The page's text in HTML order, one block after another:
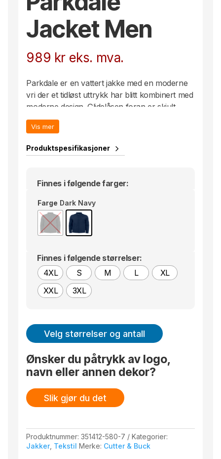
Jacket Men
989 kr eks. mva.
Parkdale er en vattert jakke med en moderne
vri der et tidløst uttrykk har blitt kombinert med
moderne design. Glidelåsen foran er skjult
under en stolpe som holder kulde og vind ute.
Utstyrt med lommer foran og justerbare
Vis mer
Produktspesifikasjoner
Finnes i følgende farger:
Farge Dark Navy
Finnes i følgende størrelser:
4XL
S M L
XL
XXL
3XL
Velg størrelser og antall
Ønsker du påtrykk av logo,
navn eller annen dekor?
Slik gjør du det
Produktnummer:351412-580-7
Kategorier:
Jakker, Tekstil Merke: Cutter & Buck